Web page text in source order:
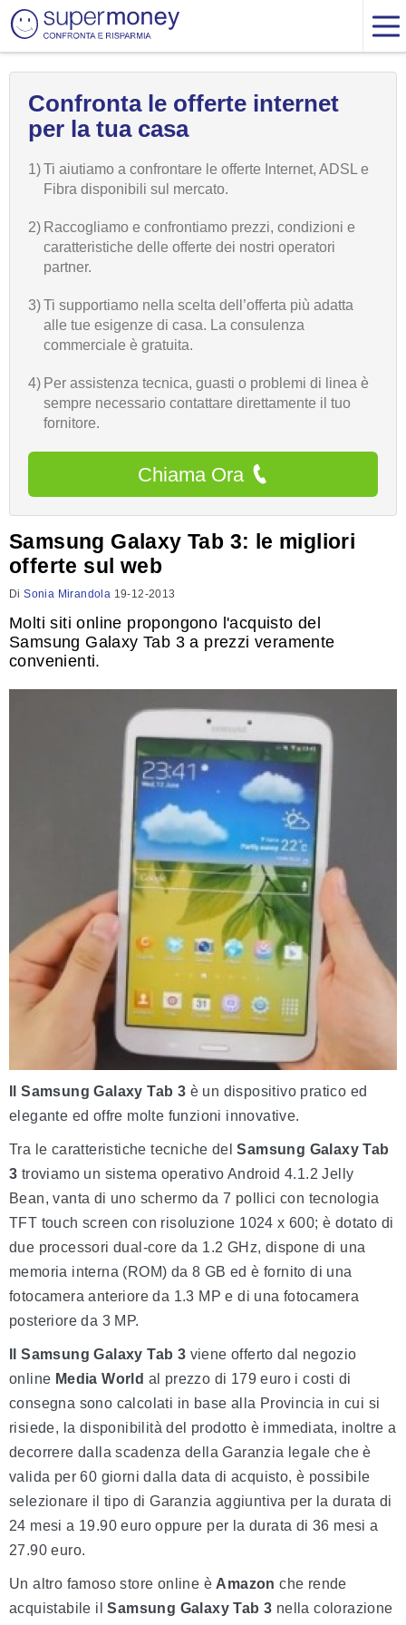
Confronta le offerte internet
per la tua casa
1)Ti aiutiamo a confrontare le offerte Internet, ADSL e
Fibra disponibili sul mercato.
2) Raccogliamo e confrontiamo prezzi, condizioni e
caratteristiche delle offerte dei nostri operatori
partner.
3)Ti supportiamo nella scelta dell’offerta più adatta
alle tue esigenze di casa. La consulenza
commerciale è gratuita.
4) Per assistenza tecnica, guasti o problemi di linea è
sempre necessario contattare direttamente il tuo
fornitore.
Chiama Ora
Samsung Galaxy Tab 3: le migliori
offerte sul web
DiSonia Mirandola 19-12-2013
Molti siti online propongono l'acquisto del
Samsung Galaxy Tab 3 a prezzi veramente
convenienti.
Il Samsung Galaxy Tab 3 è un dispositivo pratico ed
elegante ed offre molte funzioni innovative.
Tra le caratteristiche tecniche delSamsung Galaxy Tab
3 troviamo un sistema operativo Android 4.1.2 Jelly
Bean, vanta di uno schermo da 7 pollici con tecnologia
TFT touch screen con risoluzione 1024 x 600; è dotato di
due processori dual-core da 1.2 GHz, dispone di una
memoria interna (ROM) da 8 GB ed è fornito di una
fotocamera anteriore da 1.3 MP e di una fotocamera
posteriore da 3 MP.
Il Samsung Galaxy Tab 3 viene offerto dal negozio
online Media World al prezzo di 179 euro i costi di
consegna sono calcolati in base alla Provincia in cui si
risiede, la disponibilità del prodotto è immediata, inoltre a
decorrere dalla scadenza della Garanzia legale che è
valida per 60 giorni dalla data di acquisto, è possibile
selezionare il tipo di Garanzia aggiuntiva per la durata di
24 mesi a 19.90 euro oppure per la durata di 36 mesi a
27.90 euro.
Un altro famoso store online è Amazon che rende
acquistabile ilSamsung Galaxy Tab 3 nella colorazione